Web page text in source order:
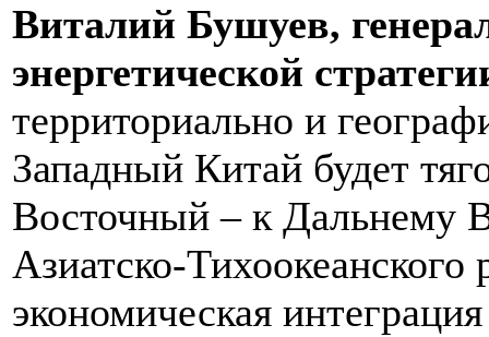
Виталий Бушуев,
энергетической
территориально и
Западный Китай будет
Восточный – к Дальнему
Азиатско-
экономическая